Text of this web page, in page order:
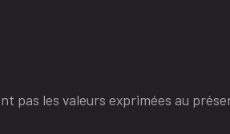
pas les valeurs exprimées au